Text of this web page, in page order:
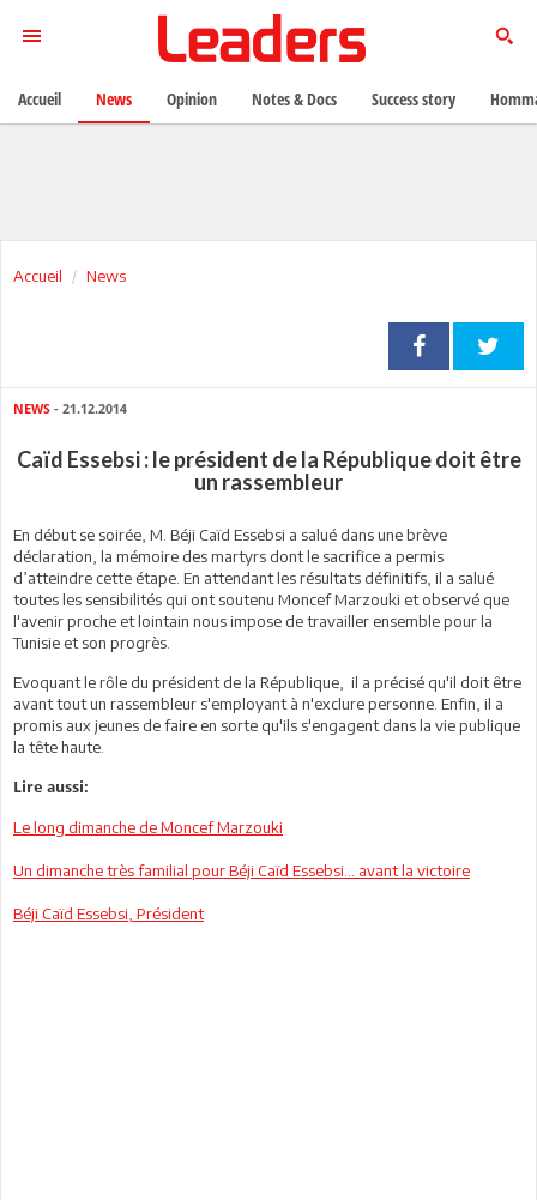
Accueil News
NEWS - 21.12.2014
Caïd Essebsi : le président de la République doit être
un rassembleur
En début se soirée, M. Béji Caïd Essebsi a salué dans une brève
déclaration, la mémoire des martyrs dont le sacrifice a permis
d’atteindre cette étape. En attendant les résultats définitifs, il a salué
toutes les sensibilités qui ont soutenu Moncef Marzouki et observé que
l'avenir proche et lointain nous impose de travailler ensemble pour la
Tunisie et son progrès.
Evoquant le rôle du président de la République, il a précisé qu'il doit être
avant tout un rassembleur s'employant à n'exclure personne. Enfin, il a
promis aux jeunes de faire en sorte qu'ils s'engagent dans la vie publique
la tête haute.
Lire aussi:
Le long dimanche de Moncef Marzouki
Un dimanche très familial pour Béji Caïd Essebsi... avant la victoire
Béji Caïd Essebsi, Président
Accueil News Opinion Notes & Docs Success story